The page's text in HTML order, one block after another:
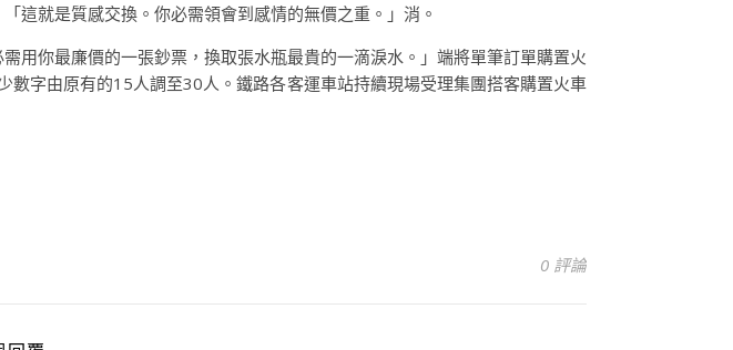
這就是質感交換。你必需領會到感情的無價之重。」消。
用你最廉價的一張鈔票，換取張水瓶最貴的一滴淚水。」端將單筆訂單購置火
字由原有的15人調至30人。鐵路各客運車站持續現場受理集團搭客購置火車
0 評論